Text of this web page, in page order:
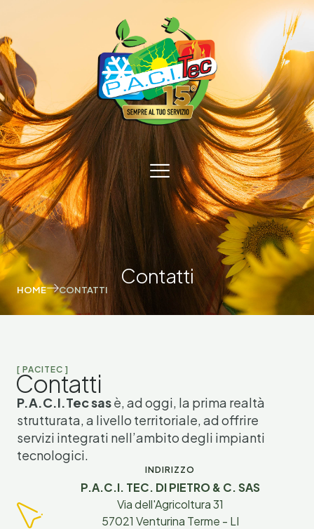
Contatti
HOME CONTATTI
[ PACITEC ]
Contatti
P.A.C.I.Tec sasè, ad oggi, la prima realtà
strutturata, a livello territoriale, ad offrire
servizi integrati nell’ambito degli impianti
tecnologici.
INDIRIZZO
P.A.C.I. TEC. DI PIETRO & C. SAS
Via dell'Agricoltura 31
57021 Venturina Terme - LI